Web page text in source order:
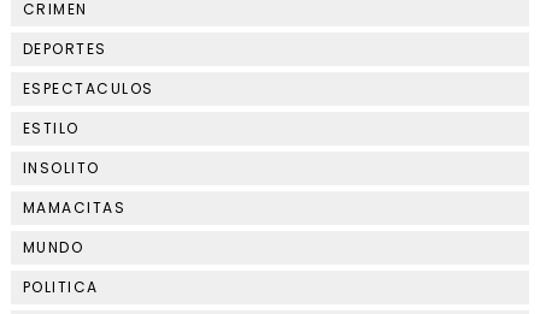
CRIMEN
DEPORTES
ESPECTACULOS
ESTILO
INSOLITO
MAMACITAS
MUNDO
POLITICA